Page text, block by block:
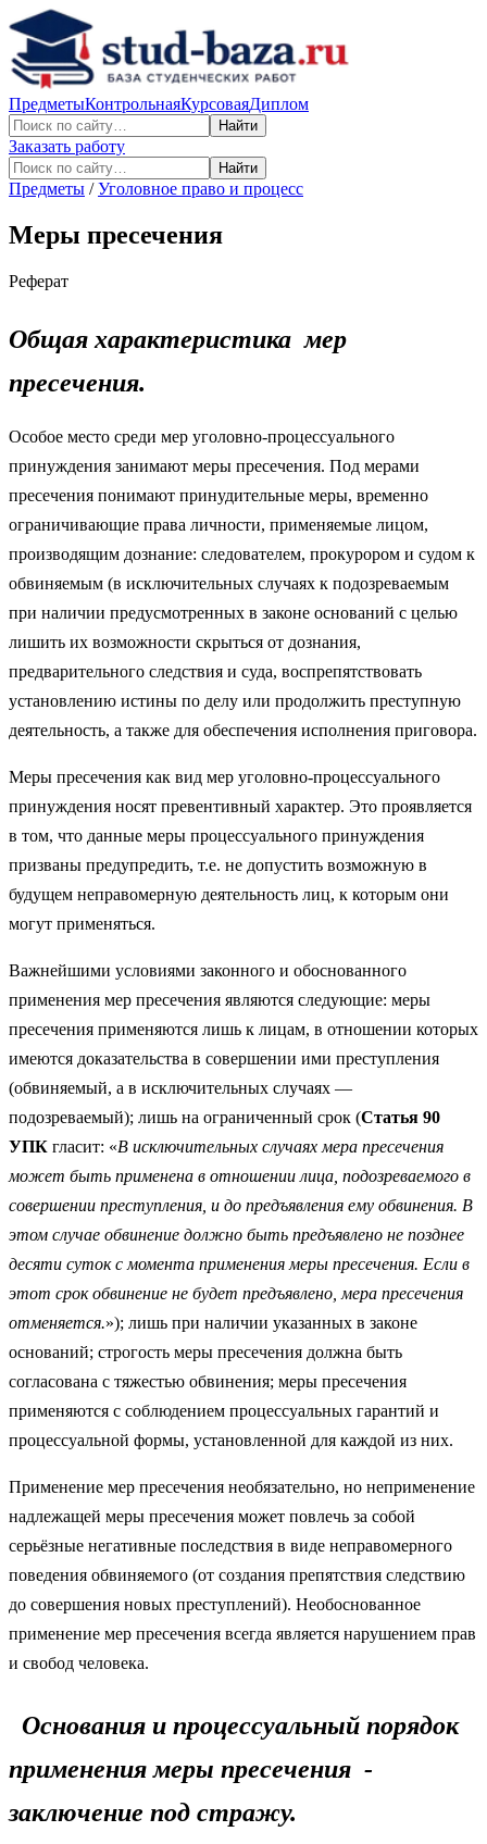
ПредметыКонтрольнаяКурсоваяДиплом
Найти
Заказать работу
Найти
Предметы /Уголовное право и процесс
Меры пресечения
Реферат
Общая характеристика мер
пресечения.
Особое место среди мер уголовно-процессуального
принуждения занимают меры пресечения. Под мерами
пресечения понимают принудительные меры, временно
ограничивающие права личности, применяемые лицом,
производящим дознание: следователем, прокурором и судом к
обвиняемым (в исключительных случаях к подозреваемым
при наличии предусмотренных в законе оснований с целью
лишить их возможности скрыться от дознания,
предварительного следствия и суда, воспрепятствовать
установлению истины по делу или продолжить преступную
деятельность, а также для обеспечения исполнения приговора.
Меры пресечения как вид мер уголовно-процессуального
принуждения носят превентивный характер. Это проявляется
в том, что данные меры процессуального принуждения
призваны предупредить, т.е. не допустить возможную в
будущем неправомерную деятельность лиц, к которым они
могут применяться.
Важнейшими условиями законного и обоснованного
применения мер пресечения являются следующие: меры
пресечения применяются лишь к лицам, в отношении которых
имеются доказательства в совершении ими преступления
(обвиняемый, а в исключительных случаях —
подозреваемый); лишь на ограниченный срок (Статья 90
УПК гласит: «В исключительных случаях мера пресечения
может быть применена в отношении лица, подозреваемого в
совершении преступления, и до предъявления ему обвинения. В
этом случае обвинение должно быть предъявлено не позднее
десяти суток с момента применения меры пресечения. Если в
этот срок обвинение не будет предъявлено, мера пресечения
отменяется.»); лишь при наличии указанных в законе
оснований; строгость меры пресечения должна быть
согласована с тяжестью обвинения; меры пресечения
применяются с соблюдением процессуальных гарантий и
процессуальной формы, установленной для каждой из них.
Применение мер пресечения необязательно, но неприменение
надлежащей меры пресечения может повлечь за собой
серьёзные негативные последствия в виде неправомерного
поведения обвиняемого (от создания препятствия следствию
до совершения новых преступлений). Необоснованное
применение мер пресечения всегда является нарушением прав
и свобод человека.
Основания и процессуальный порядок
применения меры пресечения -
заключение под стражу.